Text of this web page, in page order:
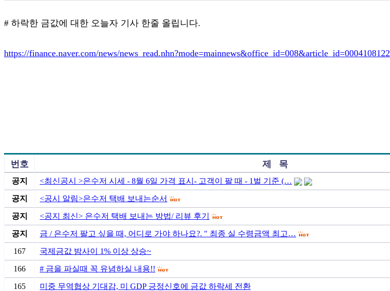
# 하락한 금값에 대한 오늘자 기사 한줄 올립니다.
https://finance.naver.com/news/news_read.nhn?mode=mainnews&office_id=008&article_id=0004108122
번호 제 목
공지 <최신공시 >은수저 시세 - 8월 6일 가격 표시- 고객이 팔 때 - 1벌 기준 (…
공지 <공시 알림>은수저 택배 보내는순서
공지 <공지 최신> 은수저 택배 보내는 방법/ 리뷰 후기
공지 금 / 은수저 팔고 싶을 때, 어디로 가야 하나요?. " 최종 실 수령금액 최고…
167 국제금값 밤사이 1% 이상 상승~
166 # 금을 파실때 꼭 유념하실 내용!!
165 미중 무역협상 기대감, 미 GDP 긍정신호에 금값 하락세 전환